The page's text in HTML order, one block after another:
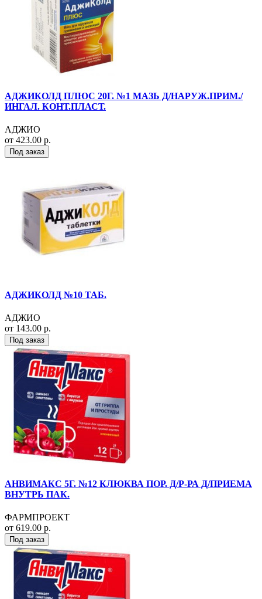
АДЖИКОЛД ПЛЮС 20Г. №1 МАЗЬ Д/НАРУЖ.ПРИМ./
ИНГАЛ. КОНТ.ПЛАСТ.
АДЖИО
от 423.00 р.
Под заказ
АДЖИКОЛД №10 ТАБ.
АДЖИО
от 143.00 р.
Под заказ
АНВИМАКС 5Г. №12 КЛЮКВА ПОР. Д/Р-РА Д/ПРИЕМА
ВНУТРЬ ПАК.
ФАРМПРОЕКТ
от 619.00 р.
Под заказ